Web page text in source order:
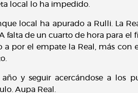
local lo ha impedido.
local ha apurado a Rulli. La
de un cuarto de hora para el
por el empate la Real, más con
y seguir acercándose a los
Aupa Real.